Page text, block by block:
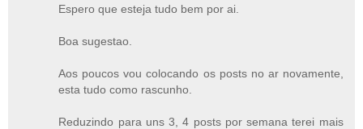
Espero que esteja tudo bem por ai.
Boa sugestao.
Aos poucos vou colocando os posts no ar novamente,
esta tudo como rascunho.
Reduzindo para uns 3, 4 posts por semana terei mais